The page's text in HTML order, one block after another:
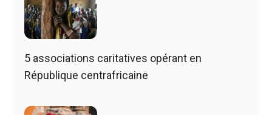
5 associations caritatives opérant en
République centrafricaine